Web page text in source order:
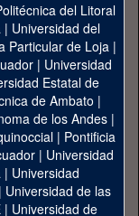
del Litoral
| Universidad del
Particular de Loja|
| Universidad
Estatal de
de Ambato |
de los Andes|
| Pontificia
| Universidad
| Universidad
| Universidad de las
| Universidad de